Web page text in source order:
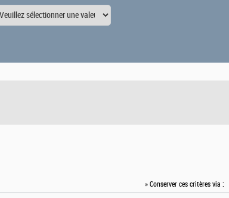
» Conserver ces critères via :